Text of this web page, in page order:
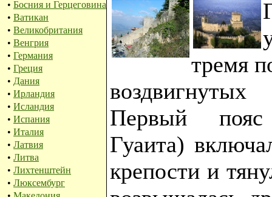
• Босния и Герцеговина
• Ватикан
• Великобритания
• Венгрия
• Германия
• Греция
• Дания
• Ирландия
• Исландия
• Испания
• Италия
• Латвия
• Литва
• Лихтенштейн
• Люксембург
тремя
Первый пояс
Гуаита)
крепости и